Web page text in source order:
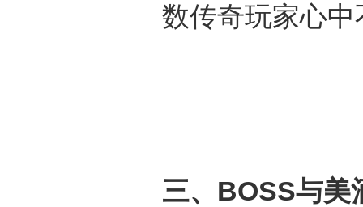
数传奇玩家心
三、BOSS与美